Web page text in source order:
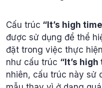
Cấu trúc “It’s high
được sử dụng để thể
đặt trong việc thực
như cấu trúc “It’s
nhiên, cấu trúc này sử